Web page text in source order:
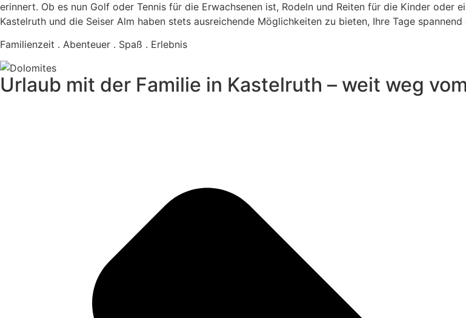
erinnert. Ob es nun Golf oder Tennis für die Erwachsenen ist, Rodeln und Reiten für die Kinder oder
Kastelruth und die Seiser Alm haben stets ausreichende Möglichkeiten zu bieten, Ihre Tage
Familienzeit . Abenteuer . Spaß . Erlebnis
Urlaub mit der Familie in Kastelruth – weit weg